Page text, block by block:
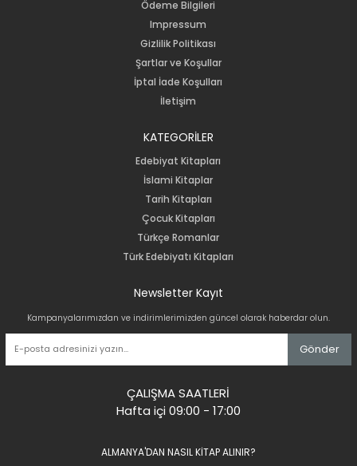
Ödeme Bilgileri
Impressum
Gizlilik Politikası
Şartlar ve Koşullar
İptal İade Koşulları
İletişim
KATEGORİLER
Edebiyat Kitapları
İslami Kitaplar
Tarih Kitapları
Çocuk Kitapları
Türkçe Romanlar
Türk Edebiyatı Kitapları
Newsletter Kayıt
Kampanyalarımızdan ve indirimlerimizden güncel olarak haberdar olun.
Gönder
ÇALIŞMA SAATLERİ
Hafta içi 09:00 - 17:00
ALMANYA'DAN NASIL KİTAP ALINIR?